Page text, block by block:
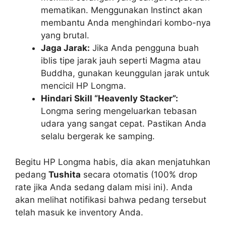
mematikan. Menggunakan Instinct akan
membantu Anda menghindari kombo-nya
yang brutal.
Jaga Jarak: Jika Anda pengguna buah
iblis tipe jarak jauh seperti Magma atau
Buddha, gunakan keunggulan jarak untuk
mencicil HP Longma.
Hindari Skill “Heavenly Stacker”:
Longma sering mengeluarkan tebasan
udara yang sangat cepat. Pastikan Anda
selalu bergerak ke samping.
Begitu HP Longma habis, dia akan menjatuhkan
pedang Tushita secara otomatis (100% drop
rate jika Anda sedang dalam misi ini). Anda
akan melihat notifikasi bahwa pedang tersebut
telah masuk ke inventory Anda.